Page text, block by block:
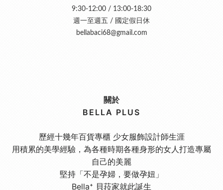
9:30-12:00 / 13:00-18:30
週一至週五 / 國定假日休
bellabaci68@gmail.com
關於
BELLA PLUS
歷經十幾年百貨專櫃 少女服飾設計師生涯
用積累的美學經驗，為各種時期各種身形的女人打造專屬
自己的美麗
堅持「不是孕婦，要做孕妞」
Bella⁺ 貝菈家就此誕生